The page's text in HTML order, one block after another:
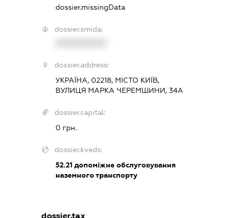
dossier.missingData
dossier.smida:
dossier.address:
УКРАЇНА, 02218, МІСТО КИЇВ,
ВУЛИЦЯ МАРКА ЧЕРЕМШИНИ, 34А
dossier.capital:
0 грн.
dossier.kveds:
52.21допоміжне обслуговування
наземного транспорту
dossier.tax